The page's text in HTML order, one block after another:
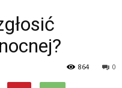
0
864